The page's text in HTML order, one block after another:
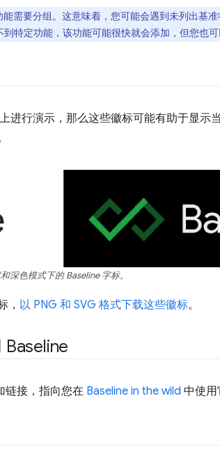
需要分组。这意味着，您可能会遇到未列出基
特定功能，该功能可能很快就会添加，但您也可
进行演示，那么这些徽标可能有助于显示
深色模式下的 Baseline 字标。
， 以 PNG 和 SVG 格式下载这些徽标。
Baseline
链接，指向您在 Baseline in the wild 中使用